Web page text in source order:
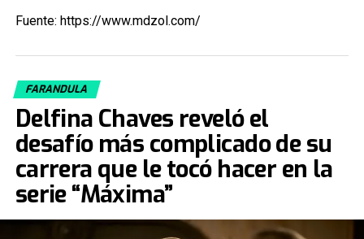
Fuente: https://www.mdzol.com/
FARANDULA
Delfina Chaves reveló el
desafío más complicado de su
carrera que le tocó hacer en la
serie “Máxima”